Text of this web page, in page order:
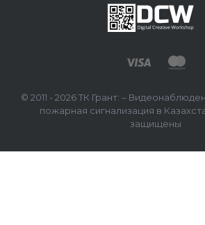
© 2011 - 2026 ТК Грант: –
пожарная сигнализация в
защищены